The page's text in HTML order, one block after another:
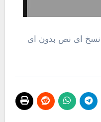
نسخ اى نص بدون اى